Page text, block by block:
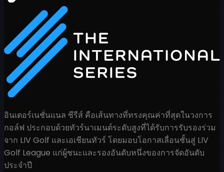
อินเตอร์เนชั่นแนล ซีรีส์ คือเส้นทางที่ทรงคุณค่าที่สุดในวงการ
กอล์ฟ ประกอบด้วยทัวร์นาเมนต์ระดับสูงที่ได้รับการรับรองร่วม
จาก LIV Golf และเอเชียนทัวร์ โดยมอบโอกาสเลื่อนชั้นสู่ LIV
Golf League แก่ผู้ชนะและรองอันดับหนึ่งของการจัดอันดับ
ประจำปี